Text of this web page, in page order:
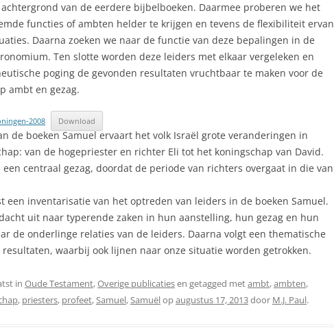
van de eerdere bijbelboeken. Daarmee proberen we het
functies of ambten helder te krijgen en tevens de flexibiliteit ervan
Daarna zoeken we naar de functie van deze bepalingen in de
Ten slotte worden deze leiders met elkaar vergeleken en
poging de gevonden resultaten vruchtbaar te maken voor de
ambt en gezag.
2008 Download
de boeken Samuel ervaart het volk Israël grote veranderingen in
van de hogepriester en richter Eli tot het koningschap van David.
centraal gezag, doordat de periode van richters overgaat in die van
een inventarisatie van het optreden van leiders in de boeken Samuel.
uit naar typerende zaken in hun aanstelling, hun gezag en hun
de onderlinge relaties van de leiders. Daarna volgt een thematische
waarbij ook lijnen naar onze situatie worden getrokken.
in Oude Testament,Overige publicatiesen getagged metambt,ambten,
, priesters, profeet,Samuel,Samuëlopaugustus 17, 2013door M.J. Paul.